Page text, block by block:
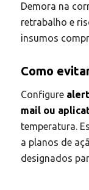
Demora na
retrabalho e
insumos
Como
Configure
mail ou
temperatura.
a planos de
designados